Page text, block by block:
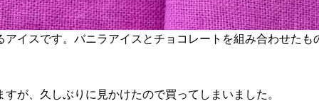
イスです。バニラアイスとチョコレートを組み合わせた
が、久しぶりに見かけたので買ってしまいました。